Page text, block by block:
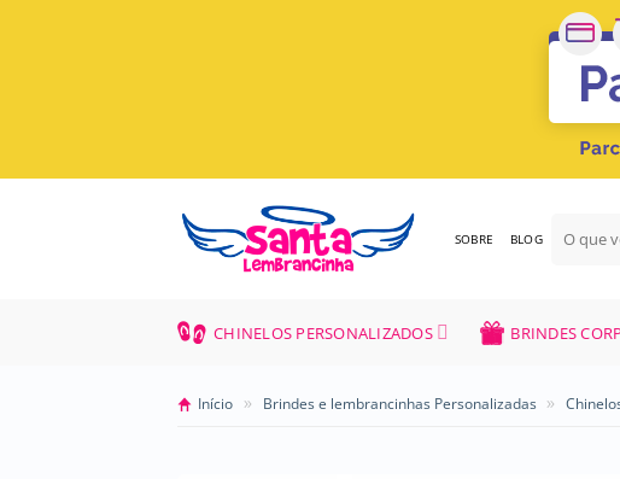
SOBRE BLOG
por:
CHINELOS PERSONALIZADOS BRINDES
Início » Brindes e lembrancinhas Personalizadas »